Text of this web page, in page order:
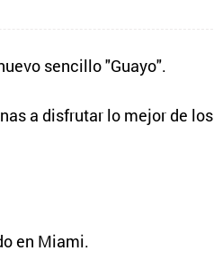
sencillo "Guayo".
a disfrutar lo mejor de los
en Miami.